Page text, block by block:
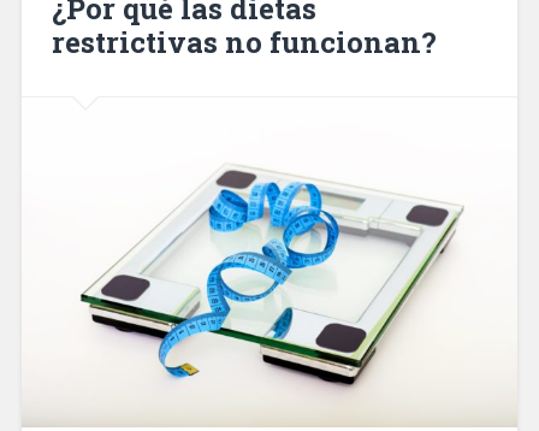
¿Por qué las dietas
restrictivas no funcionan?